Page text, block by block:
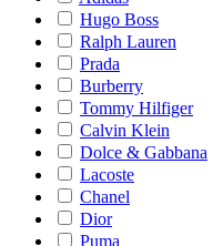
Hugo Boss
Ralph Lauren
Prada
Burberry
Tommy Hilfiger
Calvin Klein
Dolce & Gabbana
Lacoste
Chanel
Dior
Puma